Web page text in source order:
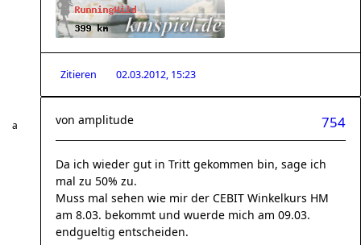
Zitieren 02.03.2012, 15:23
754
von amplitude
Da ich wieder gut in Tritt gekommen bin, sage ich
mal zu 50% zu.
Muss mal sehen wie mir der CEBIT Winkelkurs HM
am 8.03. bekommt und wuerde mich am 09.03.
endgueltig entscheiden.